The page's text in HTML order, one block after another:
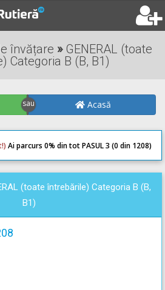
învățare »GENERAL (toate
Categoria B (B, B1)
Acasă
Ai parcurs 0% din tot PASUL 3 (0 din 1208)
0(toate întrebările) Categoria B (B,
B1)